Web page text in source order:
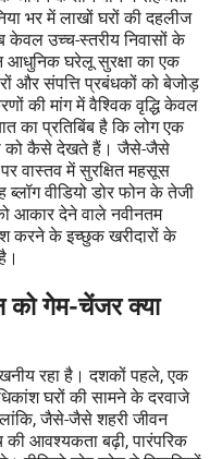
भर में लाखों घरों की दहलीज
उच्च-स्तरीय निवासों के
आधुनिक घरेलू सुरक्षा का एक
और संपत्ति प्रबंधकों को बेजोड़
की मांग में वैश्विक वृद्धि केवल
का प्रतिबिंब है कि लोग एक
को कैसे देखते हैं। जैसे-जैसे
वास्तव में सुरक्षित महसूस
ब्लॉग वीडियो डोर फोन के तेजी
आकार देने वाले नवीनतम
करने के इच्छुक खरीदारों के
को गेम-चेंजर क्या
रहा है। दशकों पहले, एक
घरों की सामने के दरवाजे
जैसे-जैसे शहरी जीवन
आवश्यकता बढ़ी, पारंपरिक